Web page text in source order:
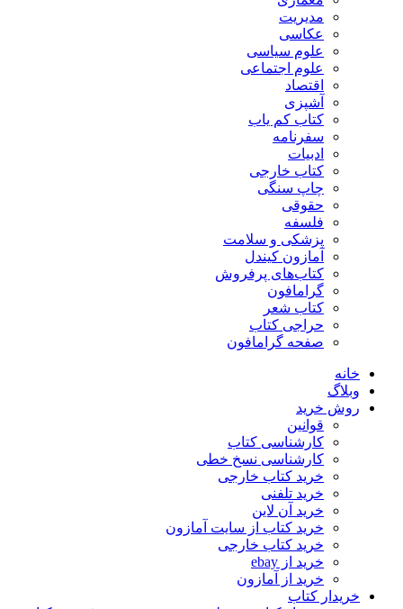
مدیریت
عکاسی
علوم سیاسی
علوم اجتماعی
اقتصاد
آشپزی
کتاب کم یاب
سفرنامه
ادبیات
کتاب خارجی
چاپ سنگی
حقوقی
فلسفه
پزشکی و سلامت
آمازون کیندل
کتاب‌های پرفروش
گرامافون
کتاب شعر
حراجی کتاب
صفحه گرامافون
خانه
وبلاگ
روش خرید
قوانین
کارشناسی کتاب
کارشناسی نسخ خطی
خرید کتاب خارجی
خرید تلفنی
خرید آن لاین
خرید کتاب از سایت آمازون
خرید کتاب خارجی
خرید از ebay
خرید از آمازون
خریدار کتاب